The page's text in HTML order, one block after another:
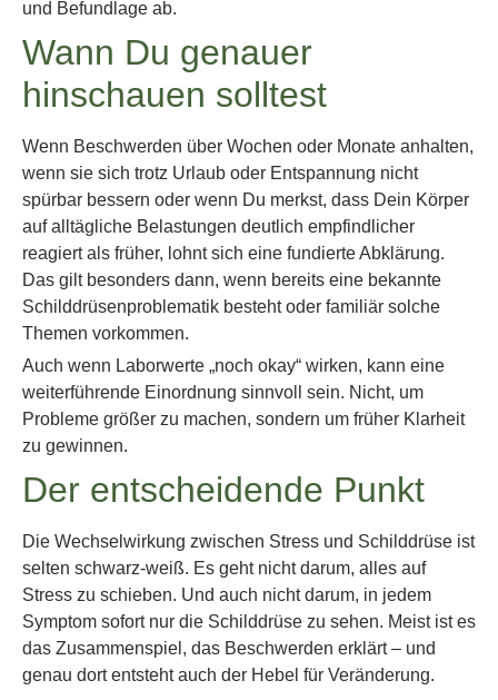
und Befundlage ab.
Wann Du genauer
hinschauen solltest
Wenn Beschwerden über Wochen oder Monate anhalten,
wenn sie sich trotz Urlaub oder Entspannung nicht
spürbar bessern oder wenn Du merkst, dass Dein Körper
auf alltägliche Belastungen deutlich empfindlicher
reagiert als früher, lohnt sich eine fundierte Abklärung.
Das gilt besonders dann, wenn bereits eine bekannte
Schilddrüsenproblematik besteht oder familiär solche
Themen vorkommen.
Auch wenn Laborwerte „noch okay“ wirken, kann eine
weiterführende Einordnung sinnvoll sein. Nicht, um
Probleme größer zu machen, sondern um früher Klarheit
zu gewinnen.
Der entscheidende Punkt
Die Wechselwirkung zwischen Stress und Schilddrüse ist
selten schwarz-weiß. Es geht nicht darum, alles auf
Stress zu schieben. Und auch nicht darum, in jedem
Symptom sofort nur die Schilddrüse zu sehen. Meist ist es
das Zusammenspiel, das Beschwerden erklärt – und
genau dort entsteht auch der Hebel für Veränderung.